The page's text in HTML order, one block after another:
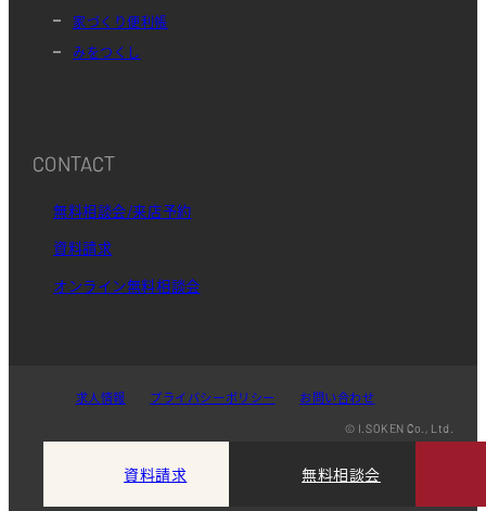
資料請求 無料相談会
家づくり便利帳
みをつくし
CONTACT
無料相談会/来店予約
資料請求
オンライン無料相談会
求人情報 プライバシーポリシー お問い合わせ
© I.SOKEN Co., Ltd.